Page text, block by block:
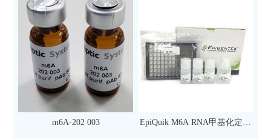
m6A-202 003
EpiQuik M6A RNA甲基化定量